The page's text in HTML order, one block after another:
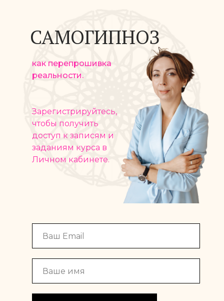
САМОГИПНОЗ
как перепрошивка
реальности.
Зарегистрируйтесь,
чтобы получить
доступ к записям и
заданиям курса в
Личном кабинете.